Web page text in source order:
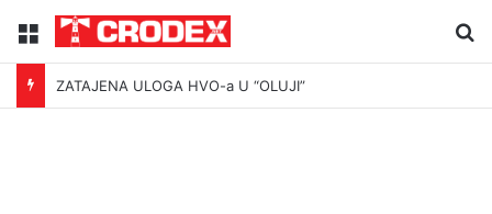
Menu
ZATAJENA ULOGA HVO-a U “OLUJI”